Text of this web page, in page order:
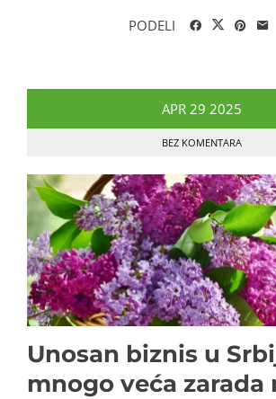
PODELI
APR 29 2025
BEZ KOMENTARA
Unosan biznis u
mnogo veća zarada